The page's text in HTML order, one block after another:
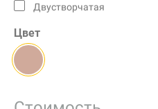
Двустворчатая
Цвет